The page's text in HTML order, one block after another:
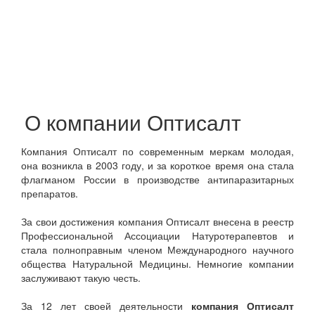
О компании Оптисалт
Компания Оптисалт по современным меркам молодая,
она возникла в 2003 году, и за короткое время она стала
флагманом России в производстве антипаразитарных
препаратов.
За свои достижения компания Оптисалт внесена в реестр
Профессиональной Ассоциации Натуротерапевтов и
стала полноправным членом Международного научного
общества Натуральной Медицины. Немногие компании
заслуживают такую честь.
За 12 лет своей деятельности компания Оптисалт